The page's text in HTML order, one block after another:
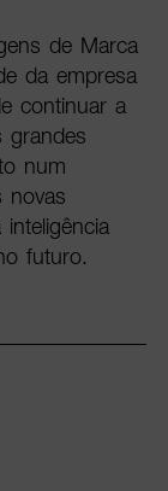
de Marca
da empresa
continuar a
grandes
num
novas
futuro.